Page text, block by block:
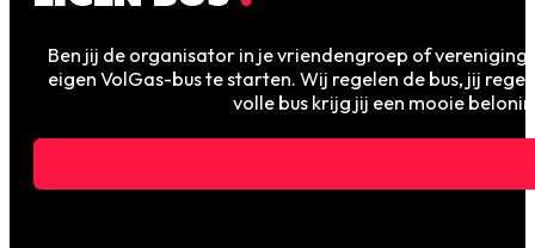
Ben jij de organisator in je vriendengroep of
eigen VolGas-bus te starten. Wij regelen de bus, jij
volle bus krijg jij een mooie